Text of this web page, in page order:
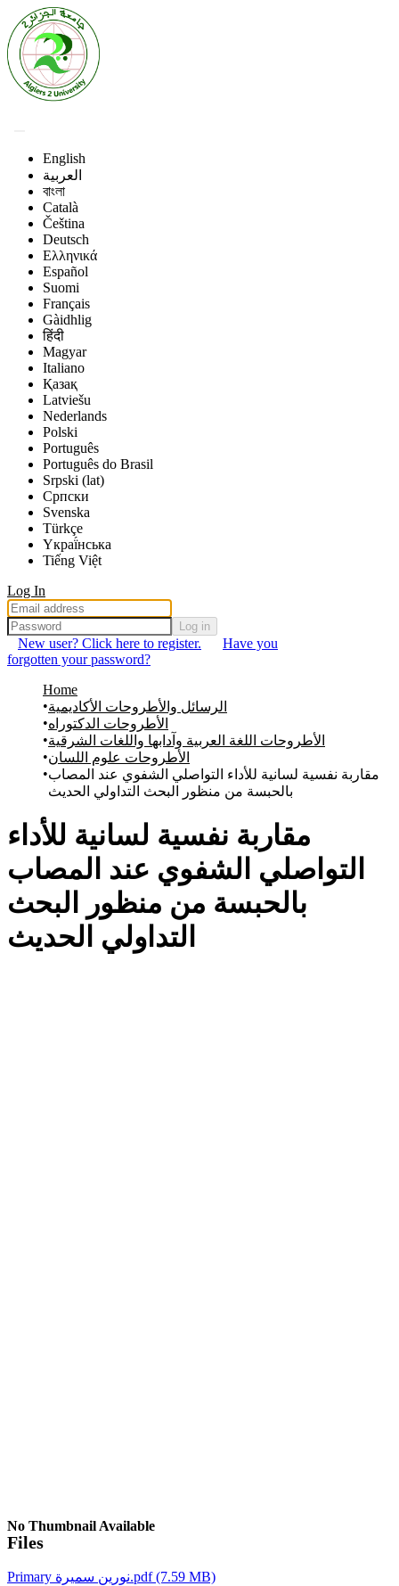
English
العربية
বাংলা
Català
Čeština
Deutsch
Ελληνικά
Español
Suomi
Français
Gàidhlig
हिंदी
Magyar
Italiano
Қазақ
Latviešu
Nederlands
Polski
Português
Português do Brasil
Srpski (lat)
Српски
Svenska
Türkçe
Yкраї́нська
Tiếng Việt
Log In
Log in
New user? Click here to register.
Have you
forgotten your password?
Home
الرسائل والأطروحات الأكاديمية
الأطروحات الدكتوراه
الأطروحات اللغة العربية وآدابها واللغات الشرقية
الأطروحات علوم اللسان
مقاربة نفسية لسانية للأداء التواصلي الشفوي عند المصاب
بالحبسة من منظور البحث التداولي الحديث
مقاربة نفسية لسانية للأداء
التواصلي الشفوي عند المصاب
بالحبسة من منظور البحث
التداولي الحديث
No Thumbnail Available
Files
Primary نورين سميرة.pdf(7.59 MB)